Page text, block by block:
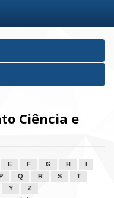
Ciência e
E F G H
P Q R S
T
Y Z